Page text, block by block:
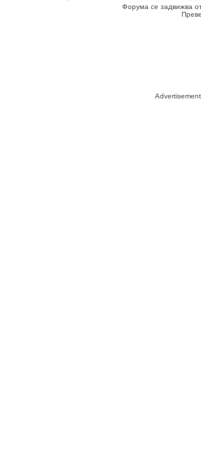
Форума се задвижва